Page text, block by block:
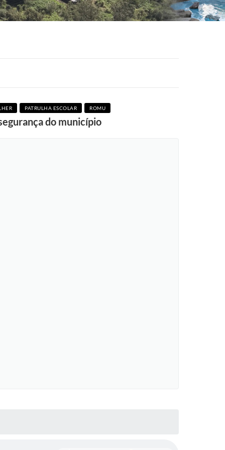
PATRULHA ESCOLAR ROMU
do município